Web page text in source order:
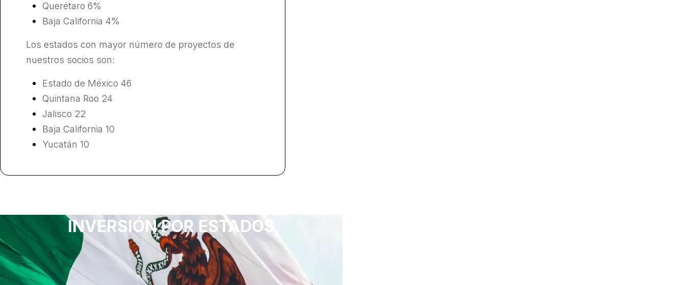
Querétaro 6%
Baja California 4%
Los estados con mayor número de proyectos de
nuestros socios son:
Estado de México 46
Quintana Roo 24
Jalisco 22
Baja California 10
Yucatán 10
INVERSIÓN POR ESTADOS